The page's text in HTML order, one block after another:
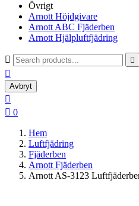
Övrigt
Arnott Höjdgivare
Arnott ABC Fjäderben
Arnott Hjälpluftfjädring
 

Avbryt

 0
Hem
Luftfjädring
Fjäderben
Arnott Fjäderben
Arnott AS-3123